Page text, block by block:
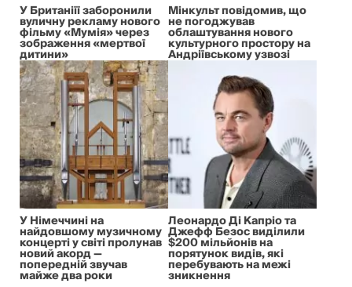
У Британіїї заборонили
вуличну рекламу нового
фільму «Мумія» через
зображення «мертвої
дитини»
Мінкульт повідомив, що
не погоджував
облаштування нового
культурного простору на
Андріївському узвозі
У Німеччині на
найдовшому музичному
концерті у світі пролунав
новий акорд —
попередній звучав
майже два роки
Леонардо Ді Капріо та
Джефф Безос виділили
$200 мільйонів на
порятунок видів, які
перебувають на межі
зникнення